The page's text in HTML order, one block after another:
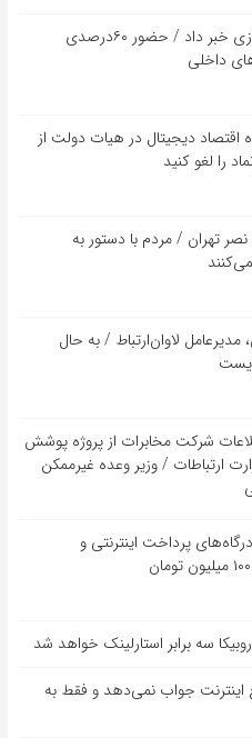
شورای عالی فضای مجازی خبر داد / حضور ۶۰درصدی
داخلی
اقتصاد دیجیتال در هیات دولت از
را لغو کنید
تهران / مردم با دستور به
مدیرعامل لاوان‌ارتباط / به حال
شرکت مخابرات از پروژه پوشش
ارتباطات / وزیر وعده غیرممکن
پرداخت اینترنتی و
سه برابر استارلینک خواهد شد
جواب نمی‌دهد و فقط به